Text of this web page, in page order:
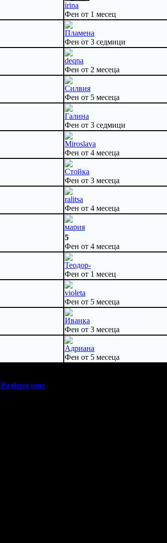
irina
Фен от 1 месец
Пламена
Фен от 3 седмици
deqna
Фен от 2 месеца
Силвия
Фен от 5 месеца
Галина
Фен от 3 седмици
Miroslava
Фен от 4 месеца
Стойка
Фен от 3 месеца
ralitsa
Фен от 4 месеца
мария
5
Фен от 4 месеца
Теодор-
Фен от 1 месец
violeta
Фен от 5 месеца
Иванка
Фен от 3 месеца
Адриана
Фен от 5 месеца
Разбери още